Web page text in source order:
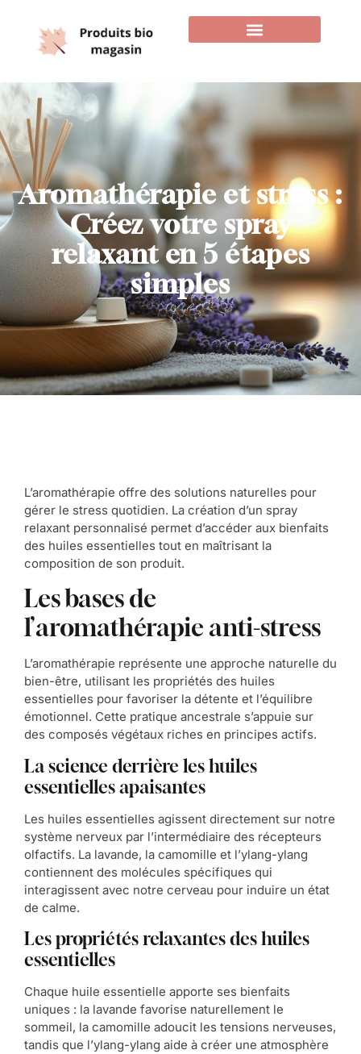
Aromathérapie et stress :
Créez votre spray
relaxant en 5 étapes
simples
L’aromathérapie offre des solutions naturelles pour
gérer le stress quotidien. La création d’un spray
relaxant personnalisé permet d’accéder aux bienfaits
des huiles essentielles tout en maîtrisant la
composition de son produit.
Les bases de
l’aromathérapie anti-stress
L’aromathérapie représente une approche naturelle du
bien-être, utilisant les propriétés des huiles
essentielles pour favoriser la détente et l’équilibre
émotionnel. Cette pratique ancestrale s’appuie sur
des composés végétaux riches en principes actifs.
La science derrière les huiles
essentielles apaisantes
Les huiles essentielles agissent directement sur notre
système nerveux par l’intermédiaire des récepteurs
olfactifs. La lavande, la camomille et l’ylang-ylang
contiennent des molécules spécifiques qui
interagissent avec notre cerveau pour induire un état
de calme.
Les propriétés relaxantes des huiles
essentielles
Chaque huile essentielle apporte ses bienfaits
uniques : la lavande favorise naturellement le
sommeil, la camomille adoucit les tensions nerveuses,
tandis que l’ylang-ylang aide à créer une atmosphère